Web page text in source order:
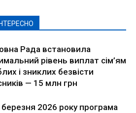
Рада встановила
рівень виплат сім’ям
і зниклих безвісти
— 15 млн грн
березня 2026 року програма